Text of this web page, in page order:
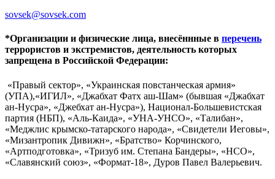
sovsek@sovsek.com
*Организации и физические лица, внесённные в перечень
террористов и экстремистов, деятельность которых
запрещена в Российской Федерации:
«Правый сектор», «Украинская повстанческая армия»
(УПА),«ИГИЛ», «Джабхат Фатх аш-Шам» (бывшая «Джабхат
ан-Нусра», «Джебхат ан-Нусра»), Национал-Большевистская
партия (НБП), «Аль-Каида», «УНА-УНСО», «Талибан»,
«Меджлис крымско-татарского народа», «Свидетели Иеговы»,
«Мизантропик Дивижн», «Братство» Корчинского,
«Артподготовка», «Тризуб им. Степана Бандеры», «НСО»,
«Славянский союз», «Формат-18», Дуров Павел Валерьевич.